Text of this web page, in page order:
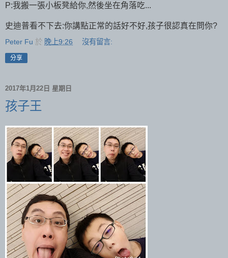
P:我搬一張小板凳給你,然後坐在角落吃...
史迪普看不下去:你講點正常的話好不好,孩子很認真在問你?
Peter Fu 於 晚上9:26 沒有留言:
分享
2017年1月22日 星期日
孩子王